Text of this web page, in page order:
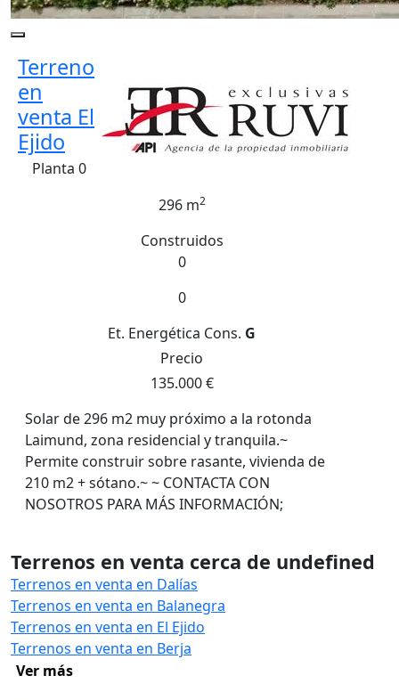
Terreno
en
venta El
Ejido
Planta 0
296 m2
Construidos
0
0
Et. Energética Cons. G
Precio
135.000 €
Solar de 296 m2 muy próximo a la rotonda
Laimund, zona residencial y tranquila.~
Permite construir sobre rasante, vivienda de
210 m2 + sótano.~ ~ CONTACTA CON
NOSOTROS PARA MÁS INFORMACIÓN;
Terrenos en venta cerca de undefined
Terrenos en venta en Dalías
Terrenos en venta en Balanegra
Terrenos en venta en El Ejido
Terrenos en venta en Berja
Ver más